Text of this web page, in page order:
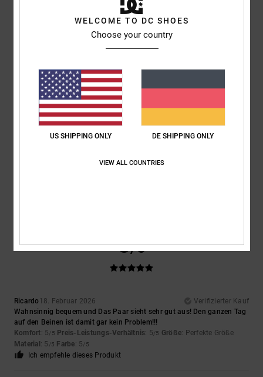
24. Februar 2026
Preis-Leistungs-Verhältnis: 5
Ich empfehle dieses Produkt
5 /5
19. Februar 2026
5/5
Ricardo18. Februar 2026
Verifizierter Kauf
Wahnsinnig bequem und Das Paar sieht sehr gut aus! Den ganzen Tag
auf den Beinen ist damit gar kein Problem!!!
Komfort: 5/5 Preis-Leistungs-Verhältnis: 5/5 Größe: Perfekte Größe
Material : 5 /5 Farbe: 5/5
Ich empfehle dieses Produkt
WELCOME TO DC SHOES
Choose your country
US SHIPPING ONLY DE SHIPPING ONLY
VIEW ALL COUNTRIES